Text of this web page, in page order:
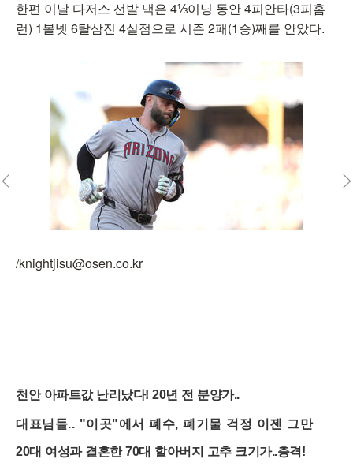
한편 이날 다저스 선발 낵은 4⅓이닝 동안 4피안타(3피홈
런) 1볼넷 6탈삼진 4실점으로 시즌 2패(1승)째를 안았다.
/knightjisu@osen.co.kr